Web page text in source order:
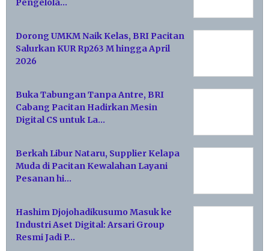
Pengelola…
Dorong UMKM Naik Kelas, BRI Pacitan
Salurkan KUR Rp263 M hingga April
2026
Buka Tabungan Tanpa Antre, BRI
Cabang Pacitan Hadirkan Mesin
Digital CS untuk La…
Berkah Libur Nataru, Supplier Kelapa
Muda di Pacitan Kewalahan Layani
Pesanan hi…
Hashim Djojohadikusumo Masuk ke
Industri Aset Digital: Arsari Group
Resmi Jadi P…